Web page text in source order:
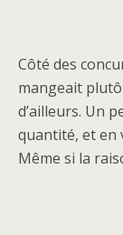
Côté des
mangeait
d’ailleurs. Un
quantité, et en
Même si la